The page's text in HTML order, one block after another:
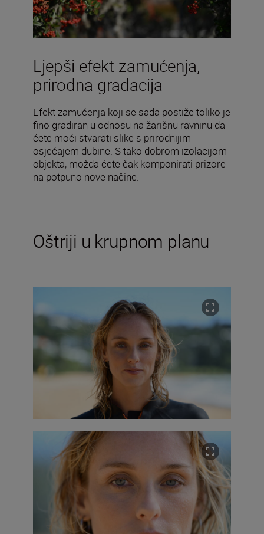
Ljepši efekt zamućenja,
prirodna gradacija
Efekt zamućenja koji se sada postiže toliko je
fino gradiran u odnosu na žarišnu ravninu da
ćete moći stvarati slike s prirodnijim
osjećajem dubine. S tako dobrom izolacijom
objekta, možda ćete čak komponirati prizore
na potpuno nove načine.
Oštriji u krupnom planu